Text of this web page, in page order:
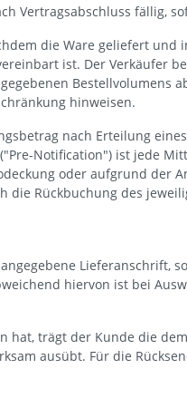
Vertragsabschluss fällig,
die Ware geliefert
ist. Der Verkäufer
Bestellvolumens
hinweisen.
nach Erteilung
Notification") ist jede
oder aufgrund
Rückbuchung des
hiervon ist bei
trägt der Kunde die
ausübt. Für die